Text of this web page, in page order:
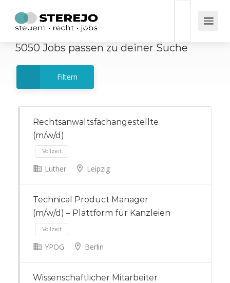
5050 Jobs passen zu deiner Suche
Filtern
Rechtsanwaltsfachangestellte
(m/w/d)
Luther Leipzig
Technical Product Manager
(m/w/d) – Plattform für Kanzleien
YPOG Berlin
Wissenschaftlicher Mitarbeiter